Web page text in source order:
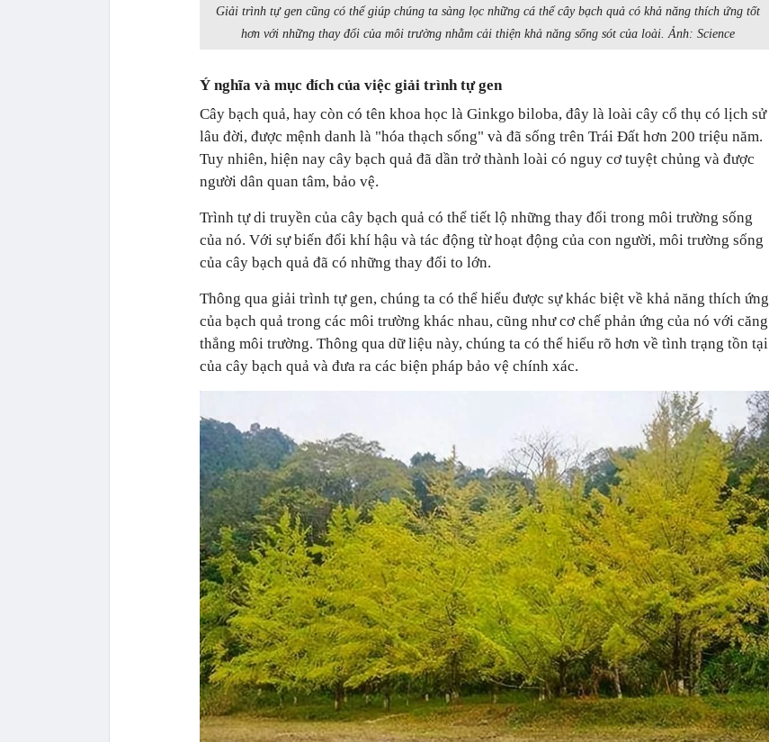
Giải trình tự gen cũng có thể giúp chúng ta sàng lọc những cá thể cây bạch quả có khả năng thích ứng tốt
hơn với những thay đổi của môi trường nhằm cải thiện khả năng sống sót của loài. Ảnh: Science
Ý nghĩa và mục đích của việc giải trình tự gen
Cây bạch quả, hay còn có tên khoa học là Ginkgo biloba, đây là loài cây cổ thụ có lịch sử
lâu đời, được mệnh danh là "hóa thạch sống" và đã sống trên Trái Đất hơn 200 triệu năm.
Tuy nhiên, hiện nay cây bạch quả đã dần trở thành loài có nguy cơ tuyệt chủng và được
người dân quan tâm, bảo vệ.
Trình tự di truyền của cây bạch quả có thể tiết lộ những thay đổi trong môi trường sống
của nó. Với sự biến đổi khí hậu và tác động từ hoạt động của con người, môi trường sống
của cây bạch quả đã có những thay đổi to lớn.
Thông qua giải trình tự gen, chúng ta có thể hiểu được sự khác biệt về khả năng thích ứng
của bạch quả trong các môi trường khác nhau, cũng như cơ chế phản ứng của nó với căng
thẳng môi trường. Thông qua dữ liệu này, chúng ta có thể hiểu rõ hơn về tình trạng tồn tại
của cây bạch quả và đưa ra các biện pháp bảo vệ chính xác.